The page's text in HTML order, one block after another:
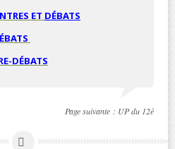
ET DÉBATS
DÉBATS
Page suivante : UP du 12è